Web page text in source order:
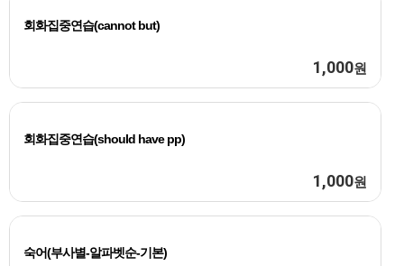
회화집중연습(cannot but)
1,000원
회화집중연습(should have pp)
1,000원
숙어(부사별-알파벳순-기본)